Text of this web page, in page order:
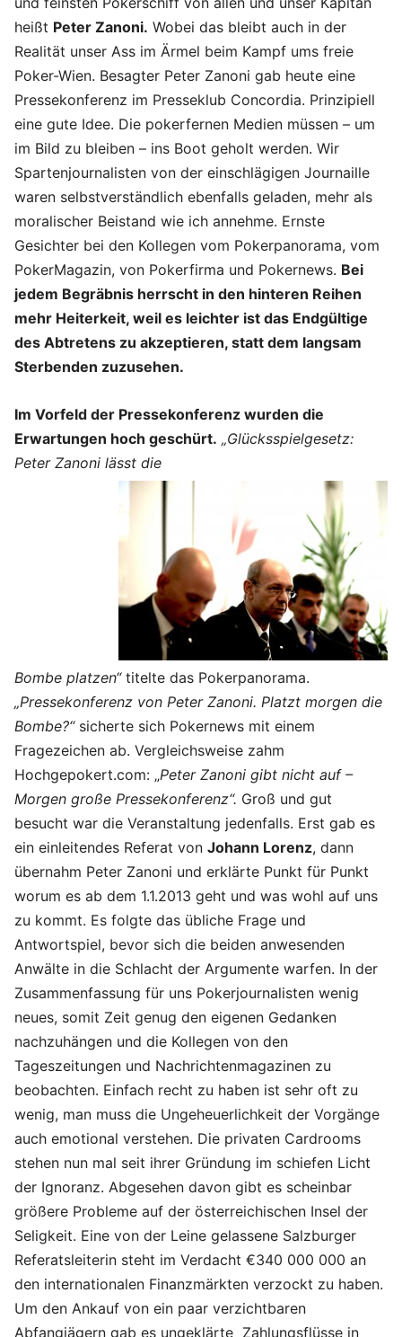
heißt Peter Zanoni. Wobei das bleibt auch in der
Realität unser Ass im Ärmel beim Kampf ums freie
Poker-Wien. Besagter Peter Zanoni gab heute eine
Pressekonferenz im Presseklub Concordia. Prinzipiell
eine gute Idee. Die pokerfernen Medien müssen – um
im Bild zu bleiben – ins Boot geholt werden. Wir
Spartenjournalisten von der einschlägigen Journaille
waren selbstverständlich ebenfalls geladen, mehr als
moralischer Beistand wie ich annehme. Ernste
Gesichter bei den Kollegen vom Pokerpanorama, vom
PokerMagazin, von Pokerfirma und Pokernews. Bei
jedem Begräbnis herrscht in den hinteren Reihen
mehr Heiterkeit, weil es leichter ist das Endgültige
des Abtretens zu akzeptieren, statt dem langsam
Sterbenden zuzusehen.
Im Vorfeld der Pressekonferenz wurden die
Erwartungen hoch geschürt. „Glücksspielgesetz:
Peter Zanoni lässt die
Bombe platzen“titelte das Pokerpanorama.
„Pressekonferenz von Peter Zanoni. Platzt morgen die
Bombe?“sicherte sich Pokernews mit einem
Fragezeichen ab. Vergleichsweise zahm
Hochgepokert.com: „Peter Zanoni gibt nicht auf –
Morgen große Pressekonferenz“. Groß und gut
besucht war die Veranstaltung jedenfalls. Erst gab es
ein einleitendes Referat von Johann Lorenz, dann
übernahm Peter Zanoni und erklärte Punkt für Punkt
worum es ab dem 1.1.2013 geht und was wohl auf uns
zu kommt. Es folgte das übliche Frage und
Antwortspiel, bevor sich die beiden anwesenden
Anwälte in die Schlacht der Argumente warfen. In der
Zusammenfassung für uns Pokerjournalisten wenig
neues, somit Zeit genug den eigenen Gedanken
nachzuhängen und die Kollegen von den
Tageszeitungen und Nachrichtenmagazinen zu
beobachten. Einfach recht zu haben ist sehr oft zu
wenig, man muss die Ungeheuerlichkeit der Vorgänge
auch emotional verstehen. Die privaten Cardrooms
stehen nun mal seit ihrer Gründung im schiefen Licht
der Ignoranz. Abgesehen davon gibt es scheinbar
größere Probleme auf der österreichischen Insel der
Seligkeit. Eine von der Leine gelassene Salzburger
Referatsleiterin steht im Verdacht €340 000 000 an
den internationalen Finanzmärkten verzockt zu haben.
Um den Ankauf von ein paar verzichtbaren
Abfangjägern gab es ungeklärte Zahlungsflüsse in